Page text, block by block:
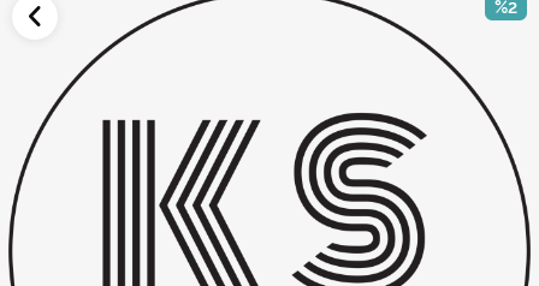
Elektrikli Aksamlar
Elektrikli Süpürge
Fan
Fırın, Ocak ve Aspiratör
%2